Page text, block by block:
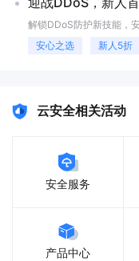
服务器包括网络测试、安
试、Tracert测试和端口测
分析等。应用程序测试包
应用程序测试等。测试服
系统补丁等，以提高服务
制。定期对重要数据进
系统监控与优化。监控服
优。 定期更新操作系统
重要因素。选择云服务器
网时代服务器的种类越来
解锁DDoS防护新技能，
安心之选
新人5折
云安全相关活动
安全服务
产品中心